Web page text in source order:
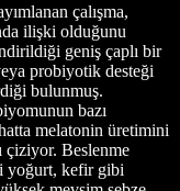
çalışma,
ilişki olduğunu
geniş çaplı bir
probiyotik desteği
bulunmuş.
bazı
melatonin üretimini
çiziyor. Beslenme
yoğurt, kefir gibi